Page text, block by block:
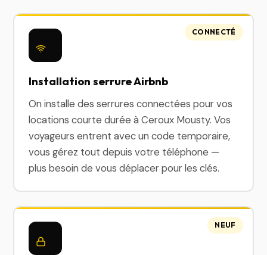
Installation serrure Airbnb
On installe des serrures connectées pour vos
locations courte durée à Ceroux Mousty. Vos
voyageurs entrent avec un code temporaire,
vous gérez tout depuis votre téléphone —
plus besoin de vous déplacer pour les clés.
CONNECTÉ
NEUF